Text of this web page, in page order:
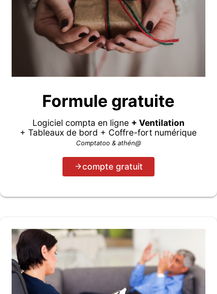
Formule gratuite
Logiciel compta en ligne + Ventilation
+ Tableaux de bord + Coffre-fort numérique
Comptatoo & athén@
compte gratuit